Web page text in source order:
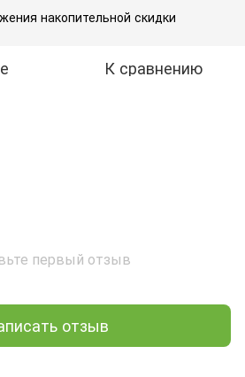
накопительной скидки
К сравнению
первый отзыв
отзыв